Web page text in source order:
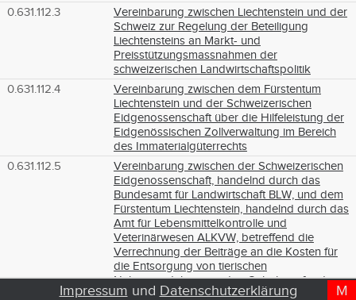
0.631.112.3
Vereinbarung zwischen Liechtenstein und der
Schweiz zur Regelung der Beteiligung
Liechtensteins an Markt- und
Preisstützungsmassnahmen der
schweizerischen Landwirtschaftspolitik
0.631.112.4
Vereinbarung zwischen dem Fürstentum
Liechtenstein und der Schweizerischen
Eidgenossenschaft über die Hilfeleistung der
Eidgenössischen Zollverwaltung im Bereich
des Immaterialgüterrechts
0.631.112.5
Vereinbarung zwischen der Schweizerischen
Eidgenossenschaft, handelnd durch das
Bundesamt für Landwirtschaft BLW, und dem
Fürstentum Liechtenstein, handelnd durch das
Amt für Lebensmittelkontrolle und
Veterinärwesen ALKVW, betreffend die
Verrechnung der Beiträge an die Kosten für
die Entsorgung von tierischen
Nebenprodukten mit den Gebühren für den
Tierverkehr sowie mit den SchlachtabgabenD
T
M
Impressum und Datenschutzerklärung